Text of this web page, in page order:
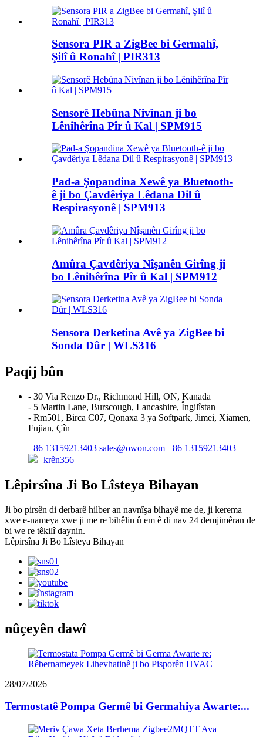
Sensora PIR a ZigBee bi Germahî,
Şilî û Ronahî | PIR313
Sensorê Hebûna Nivînan ji bo
Lênihêrîna Pîr û Kal | SPM915
Pad-a Şopandina Xewê ya Bluetooth-
ê ji bo Çavdêriya Lêdana Dil û
Respirasyonê | SPM913
Amûra Çavdêriya Nîşanên Girîng ji
bo Lênihêrîna Pîr û Kal | SPM912
Sensora Derketina Avê ya ZigBee bi
Sonda Dûr | WLS316
Paqij bûn
- 30 Via Renzo Dr., Richmond Hill, ON, Kanada
- 5 Martin Lane, Burscough, Lancashire, Îngilîstan
- Rm501, Birca C07, Qonaxa 3 ya Softpark, Jimei, Xiamen,
Fujian, Çîn
+86 13159213403 sales@owon.com +86 13159213403
krên356
Lêpirsîna Ji Bo Lîsteya Bihayan
Ji bo pirsên di derbarê hilber an navnîşa bihayê me de, ji kerema
xwe e-nameya xwe ji me re bihêlin û em ê di nav 24 demjimêran de
bi we re têkilî daynin.
Lêpirsîna Ji Bo Lîsteya Bihayan
nûçeyên dawî
28/07/2026
Termostatê Pompa Germê bi Germahiya Awarte:...